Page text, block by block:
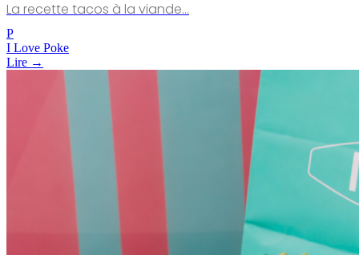
La recette tacos à la viande…
P
I Love Poke
Lire →